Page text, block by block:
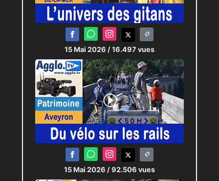
15 Mai 2026 / 16.497 vues
15 Mai 2026 / 92.506 vues